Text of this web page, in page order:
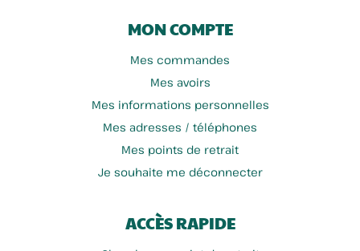
MON COMPTE
Mes commandes
Mes avoirs
Mes informations personnelles
Mes adresses / téléphones
Mes points de retrait
Je souhaite me déconnecter
ACCÈS RAPIDE